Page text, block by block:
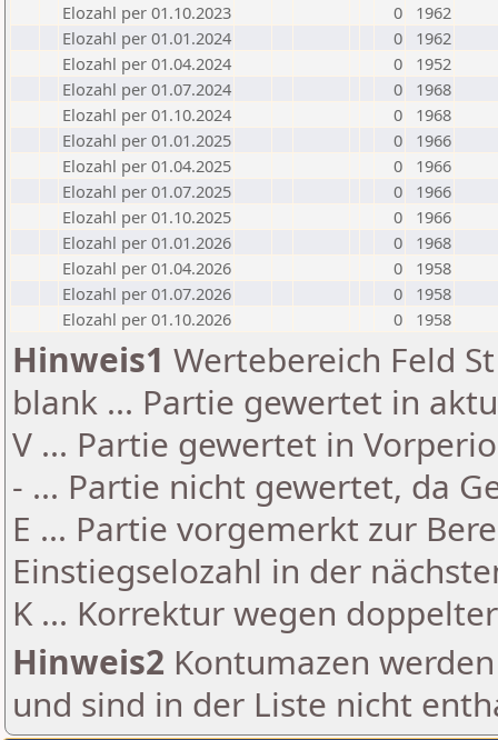
Elozahl per 01.10.2023
0
1962
Elozahl per 01.01.2024
0
1962
Elozahl per 01.04.2024
0
1952
Elozahl per 01.07.2024
0
1968
Elozahl per 01.10.2024
0
1968
Elozahl per 01.01.2025
0
1966
Elozahl per 01.04.2025
0
1966
Elozahl per 01.07.2025
0
1966
Elozahl per 01.10.2025
0
1966
Elozahl per 01.01.2026
0
1968
Elozahl per 01.04.2026
0
1958
Elozahl per 01.07.2026
0
1958
Elozahl per 01.10.2026
0 1958
Hinweis1 Wertebereich Feld
blank ... Partie gewertet in
V ... Partie gewertet in
- ... Partie nicht gewertet, da
E ... Partie vorgemerkt zur
Einstiegselozahl in der
K ... Korrektur wegen
Hinweis2 Kontumazen
und sind in der Liste nicht